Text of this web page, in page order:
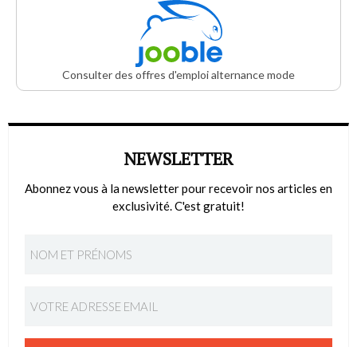
Consulter des offres d'emploi alternance mode
NEWSLETTER
Abonnez vous à la newsletter pour recevoir nos articles en
exclusivité. C'est gratuit!